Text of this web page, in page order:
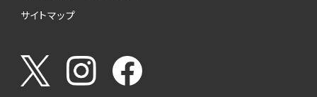
お客様が求職活動・応募等を行った企業による
うやりとり・情報提供（採否・合否の検討を含み
ます）
サイトマップ